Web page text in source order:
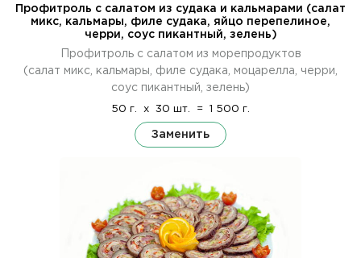
Профитроль с салатом из судака и кальмарами (салат
микс, кальмары, филе судака, яйцо перепелиное,
черри, соус пикантный, зелень)
Профитроль с салатом из морепродуктов
(салат микс, кальмары, филе судака, моцарелла, черри,
соус пикантный, зелень)
50 г. x 30 шт. = 1 500 г.
Заменить